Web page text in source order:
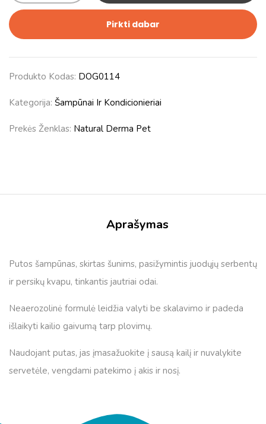
Pirkti dabar
Produkto Kodas: DOG0114
Kategorija: Šampūnai Ir Kondicionieriai
Prekės Ženklas: Natural Derma Pet
Aprašymas
Putos šampūnas, skirtas šunims, pasižymintis juodųjų serbentų
ir persikų kvapu, tinkantis jautriai odai.
Neaerozolinė formulė leidžia valyti be skalavimo ir padeda
išlaikyti kailio gaivumą tarp plovimų.
Naudojant putas, jas įmasažuokite į sausą kailį ir nuvalykite
servetėle, vengdami patekimo į akis ir nosį.